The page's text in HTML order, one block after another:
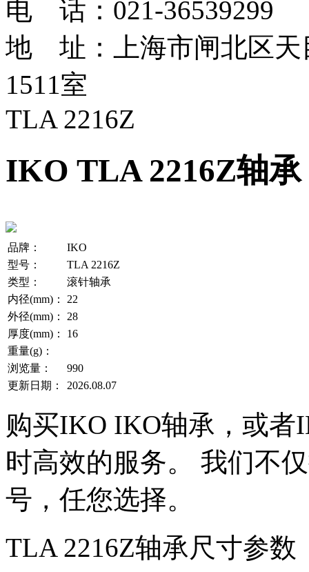
电 话：021-36539299
地 址：上海市闸北区天
1511室
TLA 2216Z
IKO TLA 2216Z轴承
品牌：
IKO
型号：
TLA 2216Z
类型：
滚针轴承
内径(mm)：
22
外径(mm)：
28
厚度(mm)：
16
重量(g)：
浏览量：
990
更新日期：
2026.08.07
购买IKO IKO轴承，或者
时高效的服务。 我们不
号，任您选择。
TLA 2216Z轴承尺寸参数